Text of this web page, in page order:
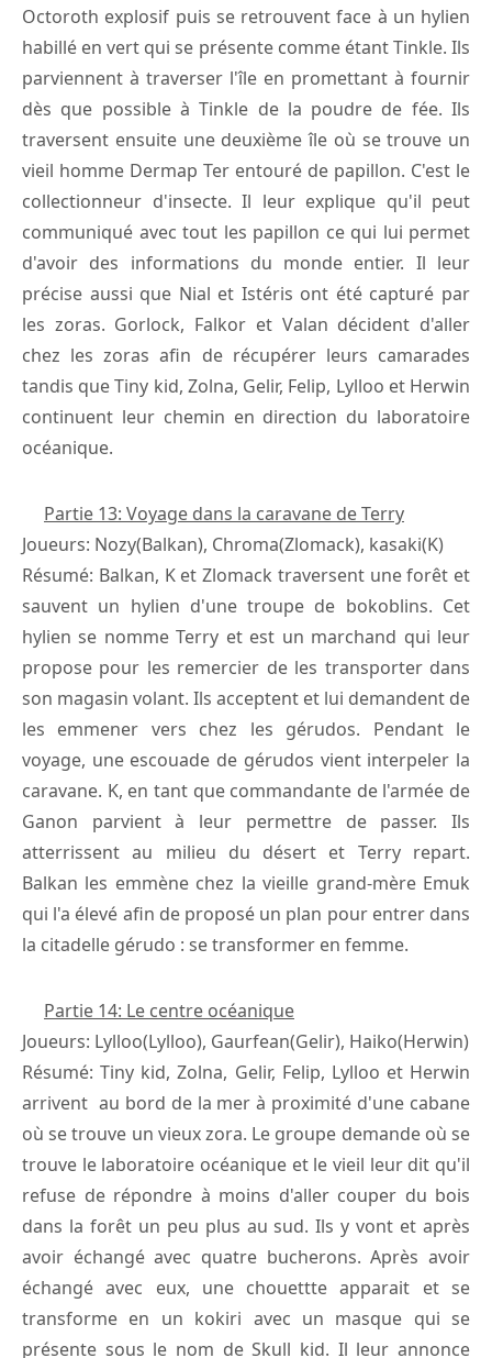
Octoroth explosif puis se retrouvent face à un hylien
habillé en vert qui se présente comme étant Tinkle. Ils
parviennent à traverser l'île en promettant à fournir
dès que possible à Tinkle de la poudre de fée. Ils
traversent ensuite une deuxième île où se trouve un
vieil homme Dermap Ter entouré de papillon. C'est le
collectionneur d'insecte. Il leur explique qu'il peut
communiqué avec tout les papillon ce qui lui permet
d'avoir des informations du monde entier. Il leur
précise aussi que Nial et Istéris ont été capturé par
les zoras. Gorlock, Falkor et Valan décident d'aller
chez les zoras afin de récupérer leurs camarades
tandis que Tiny kid, Zolna, Gelir, Felip, Lylloo et Herwin
continuent leur chemin en direction du laboratoire
océanique.
Partie 13: Voyage dans la caravane de Terry
Joueurs: Nozy(Balkan), Chroma(Zlomack), kasaki(K)
Résumé: Balkan, K et Zlomack traversent une forêt et
sauvent un hylien d'une troupe de bokoblins. Cet
hylien se nomme Terry et est un marchand qui leur
propose pour les remercier de les transporter dans
son magasin volant. Ils acceptent et lui demandent de
les emmener vers chez les gérudos. Pendant le
voyage, une escouade de gérudos vient interpeler la
caravane. K, en tant que commandante de l'armée de
Ganon parvient à leur permettre de passer. Ils
atterrissent au milieu du désert et Terry repart.
Balkan les emmène chez la vieille grand-mère Emuk
qui l'a élevé afin de proposé un plan pour entrer dans
la citadelle gérudo : se transformer en femme.
Partie 14: Le centre océanique
Joueurs: Lylloo(Lylloo), Gaurfean(Gelir), Haiko(Herwin)
Résumé: Tiny kid, Zolna, Gelir, Felip, Lylloo et Herwin
arrivent au bord de la mer à proximité d'une cabane
où se trouve un vieux zora. Le groupe demande où se
trouve le laboratoire océanique et le vieil leur dit qu'il
refuse de répondre à moins d'aller couper du bois
dans la forêt un peu plus au sud. Ils y vont et après
avoir échangé avec quatre bucherons. Après avoir
échangé avec eux, une chouettte apparait et se
transforme en un kokiri avec un masque qui se
présente sous le nom de Skull kid. Il leur annonce